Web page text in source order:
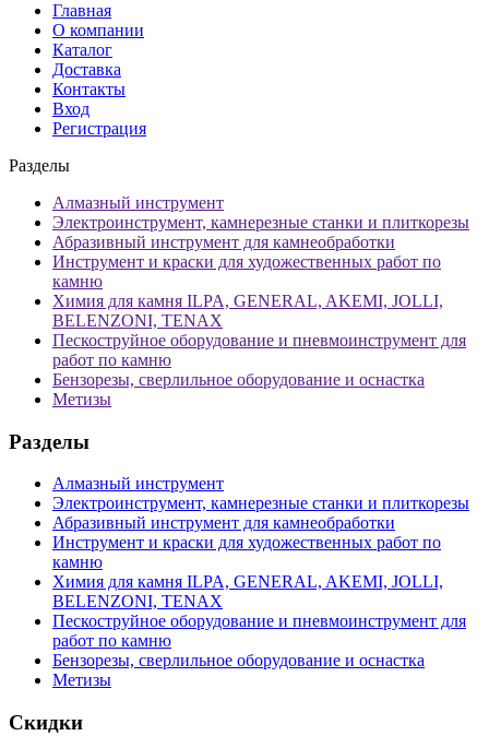
Главная
О компании
Каталог
Доставка
Контакты
Вход
Регистрация
Разделы
Алмазный инструмент
Электроинструмент, камнерезные станки и плиткорезы
Абразивный инструмент для камнеобработки
Инструмент и краски для художественных работ по
камню
Химия для камня ILPA, GENERAL, AKEMI, JOLLI,
BELENZONI, TENAX
Пескоструйное оборудование и пневмоинструмент для
работ по камню
Бензорезы, сверлильное оборудование и оснастка
Метизы
Разделы
Алмазный инструмент
Электроинструмент, камнерезные станки и плиткорезы
Абразивный инструмент для камнеобработки
Инструмент и краски для художественных работ по
камню
Химия для камня ILPA, GENERAL, AKEMI, JOLLI,
BELENZONI, TENAX
Пескоструйное оборудование и пневмоинструмент для
работ по камню
Бензорезы, сверлильное оборудование и оснастка
Метизы
Скидки